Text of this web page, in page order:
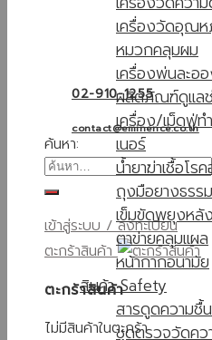
02-910-1255
contact@eminence.co.th
ค้นหา:
เข้าสู่ระบบ / ลงทะเบียน
ตะกร้าสินค้า
ตะกร้าสินค้า
ไม่มีสินค้าในตะกร้า
เครื่องวัดอุณ
หมวกคลุมผม
เครื่องพ่นละอ
ผลิตภัณฑ์ดูแล
เครื่อง/เม็ดฟู่ท
เนอร์
น้ำยาฆ่าเชื้อโร
ถุงมือยางธรร
เข็มขัดพยุงหลัง
ตาข่ายคลุมแผล
หน้ากากอนามัย
สินค้า Safety
สารดูดความชื้น
ชุดตรวจวัดคว